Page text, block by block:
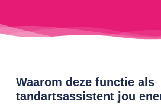
Waarom deze functie als
tandartsassistent jou